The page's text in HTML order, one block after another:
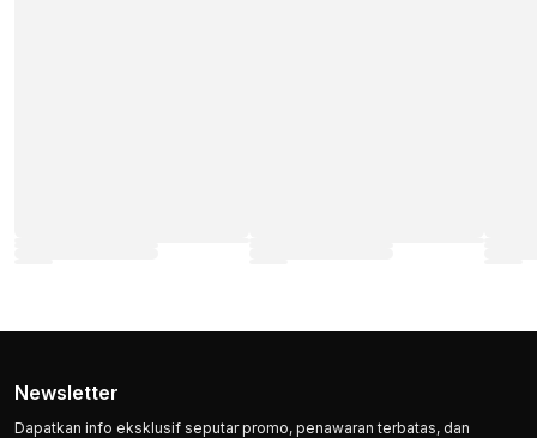
Newsletter
Dapatkan info eksklusif seputar promo, penawaran terbatas, dan